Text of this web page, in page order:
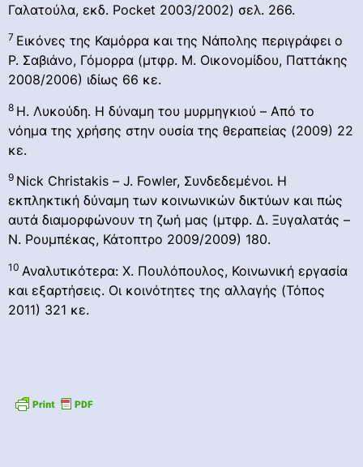
Γαλατούλα, εκδ. Pocket 2003/2002) σελ. 266.
7 Εικόνες της Καμόρρα και της Νάπολης περιγράφει ο
Ρ. Σαβιάνο, Γόμορρα (μτφρ. Μ. Οικονομίδου, Παττάκης
2008/2006) ιδίως 66 κε.
8 Η. Λυκούδη. Η δύναμη του μυρμηγκιού – Από το
νόημα της χρήσης στην ουσία της θεραπείας (2009) 22
κε.
9 Nick Christakis – J. Fowler, Συνδεδεμένοι. Η
εκπληκτική δύναμη των κοινωνικών δικτύων και πώς
αυτά διαμορφώνουν τη ζωή μας (μτφρ. Δ. Ξυγαλατάς –
Ν. Ρουμπέκας, Κάτοπτρο 2009/2009) 180.
10 Αναλυτικότερα: Χ. Πουλόπουλος, Κοινωνική εργασία
και εξαρτήσεις. Οι κοινότητες της αλλαγής (Τόπος
2011) 321 κε.